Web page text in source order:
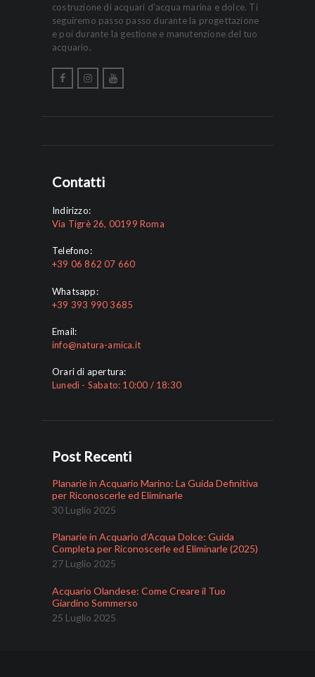
costruzione di acquari d’acqua marina e dolce. Ti
seguiremo passo passo durante la progettazione
e poi durante la gestione e manutenzione del tuo
acquario.
Contatti
Indirizzo:
Via Tigrè 26, 00199 Roma
Telefono:
+39 06 862 07 660
Whatsapp:
+39 393 990 3685
Email:
info@natura-amica.it
Orari di apertura:
Lunedì - Sabato: 10:00 / 18:30
Post Recenti
Planarie in Acquario Marino: La Guida Definitiva
per Riconoscerle ed Eliminarle
30 Luglio 2025
Planarie in Acquario d’Acqua Dolce: Guida
Completa per Riconoscerle ed Eliminarle (2025)
27 Luglio 2025
Acquario Olandese: Come Creare il Tuo
Giardino Sommerso
25 Luglio 2025